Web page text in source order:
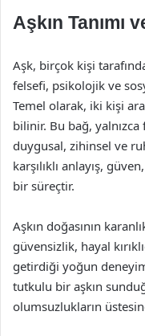
Aşkın Tanımı
Aşk, birçok kişi
felsefi, psikolojik ve
Temel olarak, iki kişi
bilinir. Bu bağ, yalnızca
duygusal, zihinsel ve
karşılıklı anlayış,
bir süreçtir.
Aşkın doğasının
güvensizlik, hayal
getirdiği yoğun
tutkulu bir aşkın
olumsuzlukların